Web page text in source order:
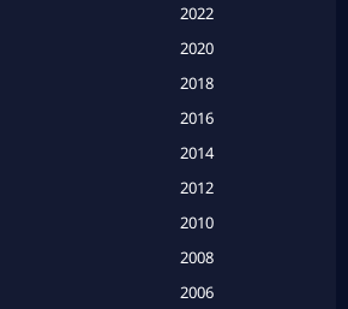
True Story สร้างจากเรื่องจริง(2)
a True Story เรื่องจริง (16)
2022
2020
2018
2016
2014
2012
2010
2008
2006